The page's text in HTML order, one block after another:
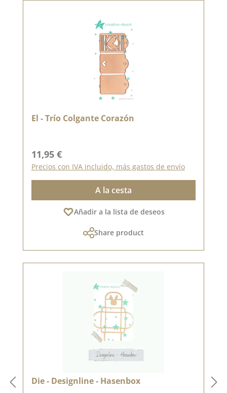
El - Trío Colgante Corazón
Precio normal:
11,95 €
Precios con IVA incluido, más gastos de envío
A la cesta
Añadir a la lista de deseos
Share product
Die - Designline - Hasenbox